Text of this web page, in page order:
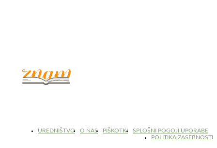
UREDNIŠTVO O NAS PIŠKOTKI
SPLOŠNI POGOJI UPORABE
POLITIKA ZASEBNOSTI